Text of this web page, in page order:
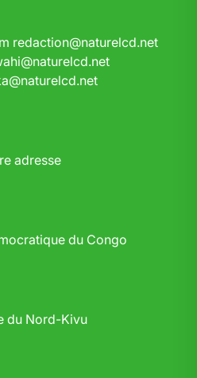
redaction@naturelcd.net
adresse
du Congo
du Nord-Kivu